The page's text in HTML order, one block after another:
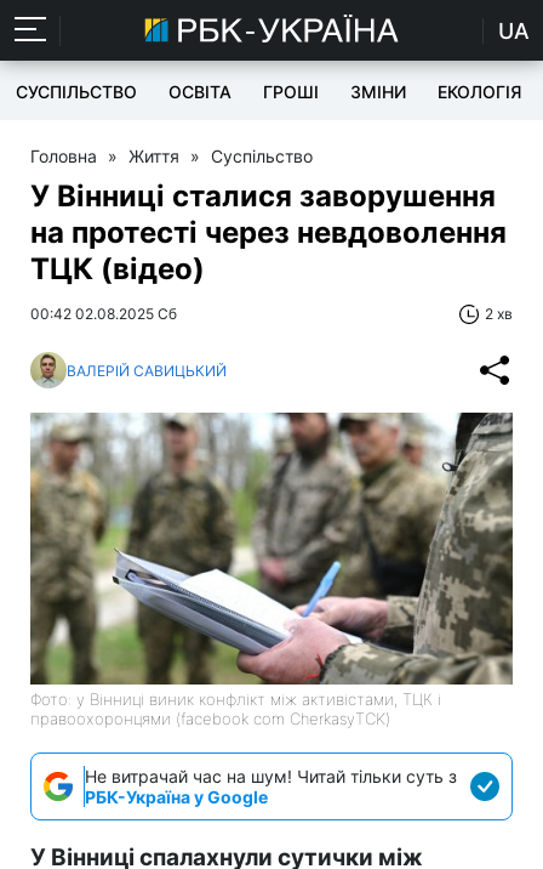
UA
СУСПІЛЬСТВО ОСВІТА ГРОШІ ЗМІНИ ЕКОЛОГІЯ
Головна » Життя » Суспільство
У Вінниці сталися заворушення
на протесті через невдоволення
ТЦК (відео)
00:42 02.08.2025 Сб 2 хв
ВАЛЕРІЙ САВИЦЬКИЙ
Фото: у Вінниці виник конфлікт між активістами, ТЦК і
правоохоронцями (facebook com CherkasyTCK)
Не витрачай час на шум! Читай тільки суть з
РБК-Україна у Google
У Вінниці спалахнули сутички між